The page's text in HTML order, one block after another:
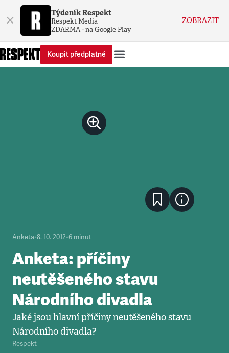
× Týdeník Respekt
Respekt Media
ZDARMA - na Google Play
ZOBRAZIT
Koupit předplatné
Anketa•8. 10. 2012•6 minut
Anketa: příčiny
neutěšeného stavu
Národního divadla
Jaké jsou hlavní příčiny neutěšeného stavu
Národního divadla?
Respekt